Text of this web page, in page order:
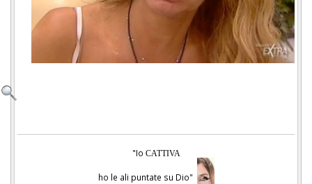
"Io CATTIVA
ho le ali puntate su Dio"